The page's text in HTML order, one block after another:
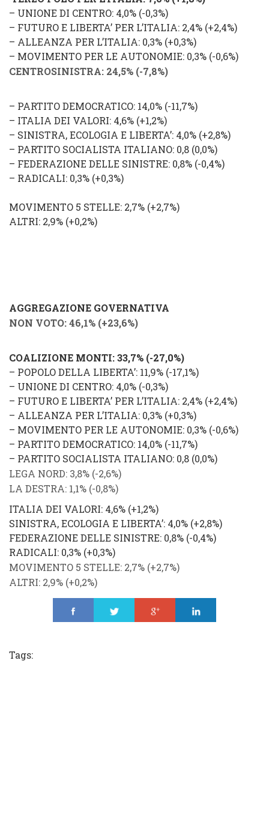
– UNIONE DI CENTRO: 4,0% (-0,3%)
– FUTURO E LIBERTA’ PER L’ITALIA: 2,4% (+2,4%)
– ALLEANZA PER L’ITALIA: 0,3% (+0,3%)
– MOVIMENTO PER LE AUTONOMIE: 0,3% (-0,6%)
CENTROSINISTRA: 24,5% (-7,8%)
– PARTITO DEMOCRATICO: 14,0% (-11,7%)
– ITALIA DEI VALORI: 4,6% (+1,2%)
– SINISTRA, ECOLOGIA E LIBERTA’: 4,0% (+2,8%)
– PARTITO SOCIALISTA ITALIANO: 0,8 (0,0%)
– FEDERAZIONE DELLE SINISTRE: 0,8% (-0,4%)
– RADICALI: 0,3% (+0,3%)
MOVIMENTO 5 STELLE: 2,7% (+2,7%)
ALTRI: 2,9% (+0,2%)
AGGREGAZIONE GOVERNATIVA
NON VOTO: 46,1% (+23,6%)
COALIZIONE MONTI: 33,7% (-27,0%)
– POPOLO DELLA LIBERTA’: 11,9% (-17,1%)
– UNIONE DI CENTRO: 4,0% (-0,3%)
– FUTURO E LIBERTA’ PER L’ITALIA: 2,4% (+2,4%)
– ALLEANZA PER L’ITALIA: 0,3% (+0,3%)
– MOVIMENTO PER LE AUTONOMIE: 0,3% (-0,6%)
– PARTITO DEMOCRATICO: 14,0% (-11,7%)
– PARTITO SOCIALISTA ITALIANO: 0,8 (0,0%)
LEGA NORD: 3,8% (-2,6%)
LA DESTRA: 1,1% (-0,8%)
ITALIA DEI VALORI: 4,6% (+1,2%)
SINISTRA, ECOLOGIA E LIBERTA’: 4,0% (+2,8%)
FEDERAZIONE DELLE SINISTRE: 0,8% (-0,4%)
RADICALI: 0,3% (+0,3%)
MOVIMENTO 5 STELLE: 2,7% (+2,7%)
ALTRI: 2,9% (+0,2%)
Tags: